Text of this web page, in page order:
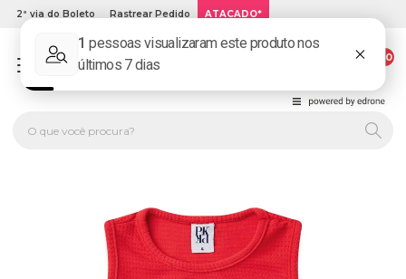
2ª via do Boleto Rastrear Pedido ATACADO*
00